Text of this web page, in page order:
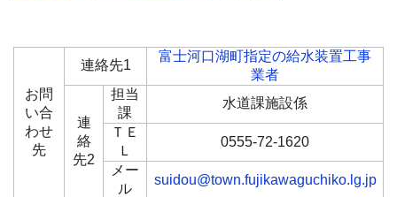
お問
い合
わせ
先
連絡先1
富士河口湖町指定の給水装置工事
業者
連
絡
先2
担当
課
水道課施設係
ＴＥ
Ｌ
0555-72-1620
メー
ル
suidou@town.fujikawaguchiko.lg.jp